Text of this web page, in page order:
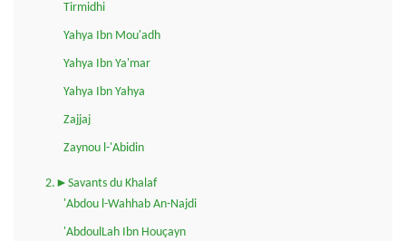
Tirmidhi
Yahya Ibn Mou'adh
Yahya Ibn Ya'mar
Yahya Ibn Yahya
Zajjaj
Zaynou l-'Abidin
2.►Savants du Khalaf
'Abdou l-Wahhab An-Najdi
'AbdoulLah Ibn Houçayn